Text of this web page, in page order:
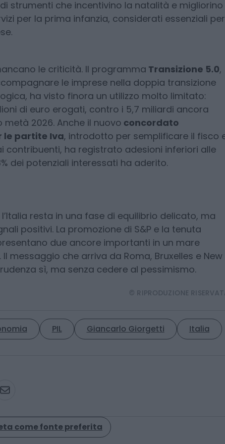
il governo italiano conferma il suo impegno
demografiche e familiari
per la prima infanzia, considerati essenziali per
le criticità. Il programmaTransizione 5.0
le imprese nella doppia transizione
ha visto finora un utilizzo molto limitato:
di euro erogati, contro i 5,7 miliardi ancora
metà 2026. Anche il nuovoconcordato
resta in una fase di equilibrio delicato, ma
positivi. La promozione di S&P e la tenuta
due ancore importanti in un mare
© RIPRODUZIONE RISERVATA